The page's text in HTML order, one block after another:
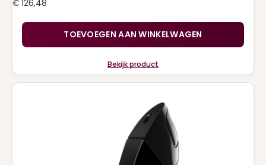
€ 126,48
TOEVOEGEN AAN WINKELWAGEN
Bekijk product